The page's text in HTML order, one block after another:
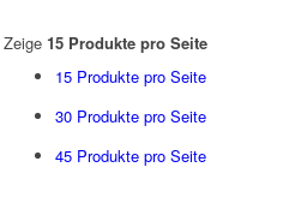
Zeige 15 Produkte pro Seite
15 Produkte pro Seite
30 Produkte pro Seite
45 Produkte pro Seite